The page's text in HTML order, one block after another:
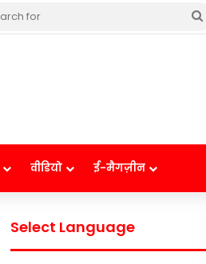
वीडियो ई-मैगज़ीन
Select Language